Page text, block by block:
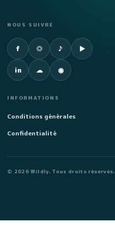
NOUS SUIVRE
f
Facebook
◎
Instagram♪
TikTok ▶
YouTube
in
LinkedIn ☁
SoundCloud
◉
Spotify
INFORMATIONS
Conditions générales
Confidentialité
© 2026 Wildly. Tous droits réservés.